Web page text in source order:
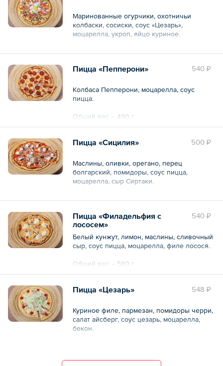
Маринованные огурчики, охотничьи
колбаски, сосиски, соус «Цезарь»,
моцарелла, укроп, яйцо куриное.
Общий вес – 0.6 кг
540 ₽
Пицца «Пепперони»
Колбаса Пепперони, моцарелла, соус
пицца.
Общий вес – 490 г
500 ₽
Пицца «Сицилия»
Маслины, оливки, орегано, перец
болгарский, помидоры, соус пицца,
моцарелла, сыр Сиртаки.
Общий вес – 620 г
540 ₽
Пицца «Филадельфия с
лососем»
Белый кунжут, лимон, маслины, сливочный
сыр, соус пицца, моцарелла, филе лосося.
Общий вес – 580 г
548 ₽
Пицца «Цезарь»
Куриное филе, пармезан, помидоры черри,
салат айсберг, соус цезарь, моцарелла,
бекон.